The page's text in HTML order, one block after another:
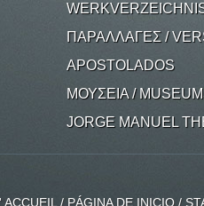
ΠΑΡΑΛΛΑΓΕΣ /
APOSTOLADOS
ΜΟΥΣΕΙΑ /
JORGE MANUEL
/ PÁGINA DE INICIO /